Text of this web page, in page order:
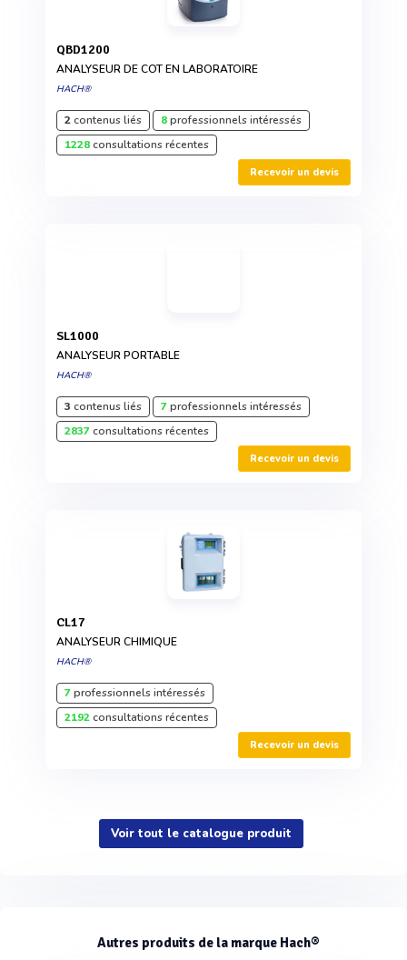
QBD1200
ANALYSEUR DE COT EN LABORATOIRE
HACH®
2contenus liés 8professionnels intéressés
1228consultations récentes
Recevoir un devis
SL1000
ANALYSEUR PORTABLE
HACH®
3 contenus liés 7professionnels intéressés
2837consultations récentes
Recevoir un devis
CL17
ANALYSEUR CHIMIQUE
HACH®
7professionnels intéressés
2192consultations récentes
Recevoir un devis
Voir tout le catalogue produit
Autres produits de la marque Hach®